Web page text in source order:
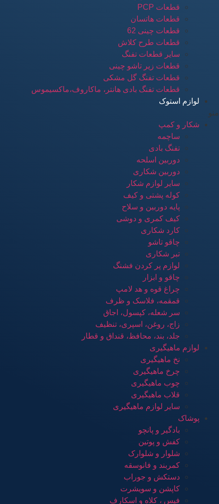
قطعات PCP
قطعات هاتسان
قطعات چینی 62
قطعات طرح کلاش
سایر قطعات تفنگ
قطعات زیر تاشو چینی
قطعات تفنگ گل مشکی
قطعات تفنگ بادی هانتر، ماکاروف،ماکسیموس
لوازم استوک
منو
شکار و کمپ
ساچمه
تفنگ بادی
دوربین اسلحه
دوربین شکاری
سایر لوازم شکار
کوله پشتی و کیف
پایه دوربین و سلاح
کیف کمری و دوشی
کارد شکاری
چاقو تاشو
تبر شکاری
لوازم پر کردن فشنگ
چاقو و ابزار
چراغ قوه و هد لامپ
قمقمه، فلاسک و ظرف
سر شعله، کپسول، اجاق
زاج، روغن، اسپری، تنظیف
جلد، بند، محافظ، قنداق و قطار
لوازم ماهیگیری
نخ ماهیگیری
چرخ ماهیگیری
چوب ماهیگیری
قلاب ماهیگیری
سایر لوازم ماهیگیری
پوشاک
بادگیر و پانچو
کفش و پوتین
شلوار و شلوارک
کمربند و فانوسقه
دستکش و جوراب
کاپشن و سویشرت
فیس ، کلاه و اسکارف